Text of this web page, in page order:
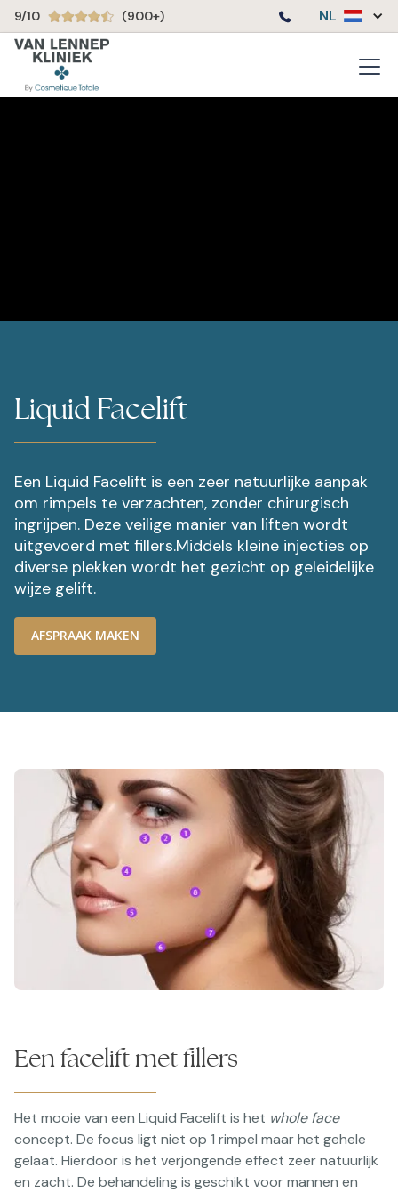
9/10 (900+) NL
Liquid Facelift
Een Liquid Facelift is een zeer natuurlijke aanpak
om rimpels te verzachten, zonder chirurgisch
ingrijpen. Deze veilige manier van liften wordt
uitgevoerd met fillers.Middels kleine injecties op
diverse plekken wordt het gezicht op geleidelijke
wijze gelift.
AFSPRAAK MAKEN
Een facelift met fillers
Het mooie van een Liquid Facelift is het whole face
concept. De focus ligt niet op 1 rimpel maar het gehele
gelaat. Hierdoor is het verjongende effect zeer natuurlijk
en zacht. De behandeling is geschikt voor mannen en